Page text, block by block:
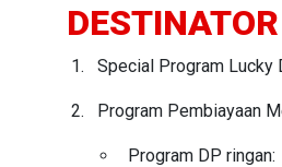
DESTINATOR
Special Program Lucky
Program Pembiayaan
Program DP ringan: